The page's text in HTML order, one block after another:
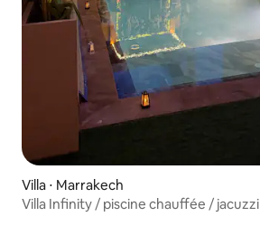
Villa ⋅ Marrakech
Villa Infinity / piscine chauffée / jacuzzi